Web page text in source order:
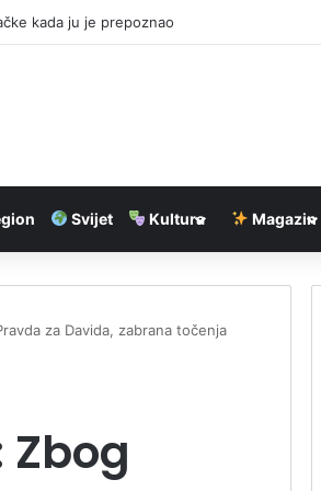
Svijet Kultura Magazin
za Davida, zabrana točenja